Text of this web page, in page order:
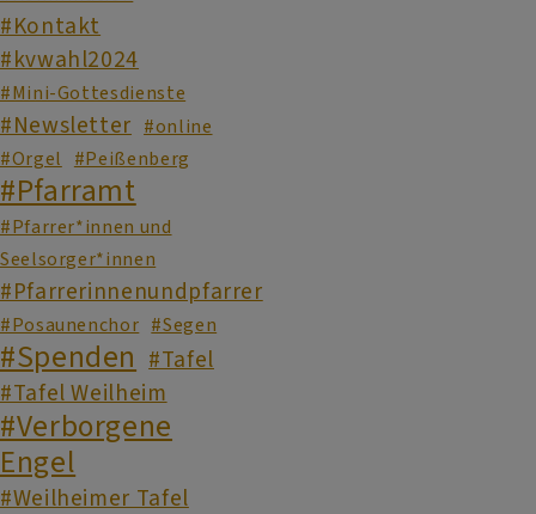
#Kontakt
#kvwahl2024
#Mini-Gottesdienste
#Newsletter #online
#Orgel
#Peißenberg
#Pfarramt
#Pfarrer*innen und
Seelsorger*innen
#Pfarrerinnenundpfarrer
#Posaunenchor #Segen
#Spenden #Tafel
#Tafel Weilheim
#Verborgene
Engel
#Weilheimer Tafel